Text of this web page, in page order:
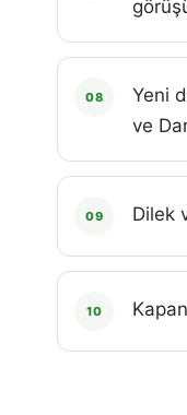
08
Yeni
ve
09 Dilek
10